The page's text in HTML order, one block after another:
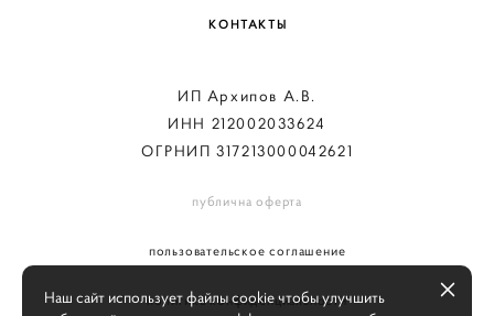
КОНТАКТЫ
ИП Архипов А.В.
ИНН 212002033624
ОГРНИП 317213000042621
публична оферта
пользовательское соглашение
политика конфиденциальности
Наш сайт использует файлы cookie чтобы улучшить